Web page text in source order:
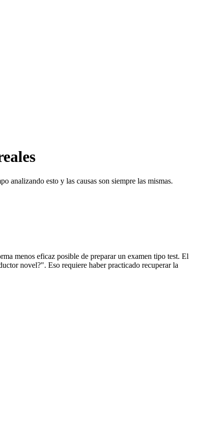
analizando esto y las causas son siempre las mismas.
menos eficaz posible de preparar un examen tipo test. El
novel?". Eso requiere haber practicado recuperar la